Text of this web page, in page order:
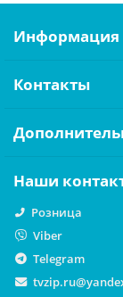
Информация
Контакты
Наши
Розница
Viber
Telegram